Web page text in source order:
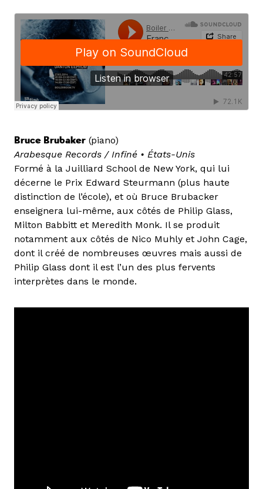
Bruce Brubaker (piano)
Arabesque Records / Infiné • États-Unis
Formé à la Juilliard School de New York, qui lui
décerne le Prix Edward Steurmann (plus haute
distinction de l’école), et où Bruce Brubacker
enseignera lui-même, aux côtés de Philip Glass,
Milton Babbitt et Meredith Monk. Il se produit
notamment aux côtés de Nico Muhly et John Cage,
dont il créé de nombreuses œuvres mais aussi de
Philip Glass dont il est l’un des plus fervents
interprètes dans le monde.